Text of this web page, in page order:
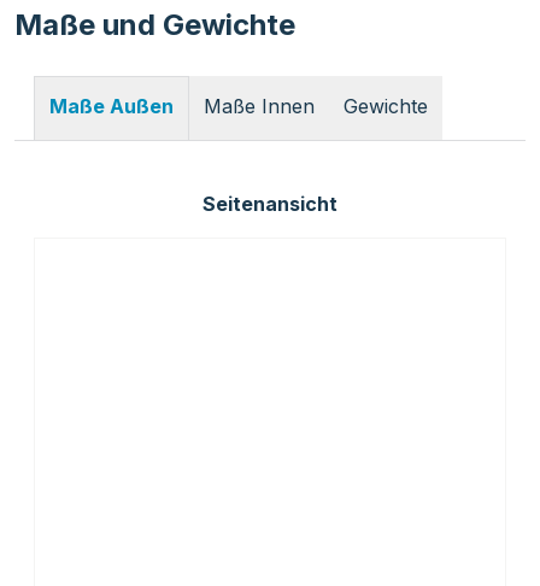
Maße und Gewichte
Maße Außen Maße Innen Gewichte
Seitenansicht